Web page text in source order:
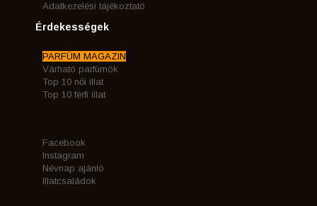
Adatkezelési tájékoztató
Érdekességek
PARFÜM MAGAZIN
Várható parfümök
Top 10 női illat
Top 10 férfi illat
Facebook
Instagram
Névnap ajánló
Illatcsaládok